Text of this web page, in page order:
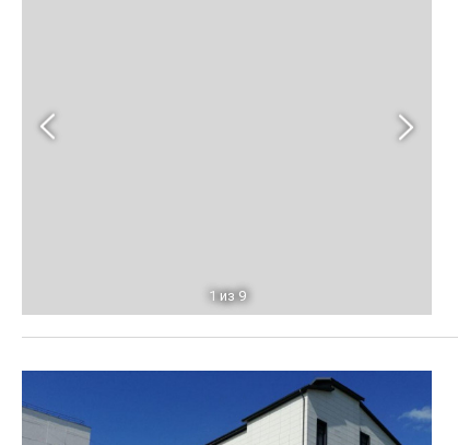
1 из 9